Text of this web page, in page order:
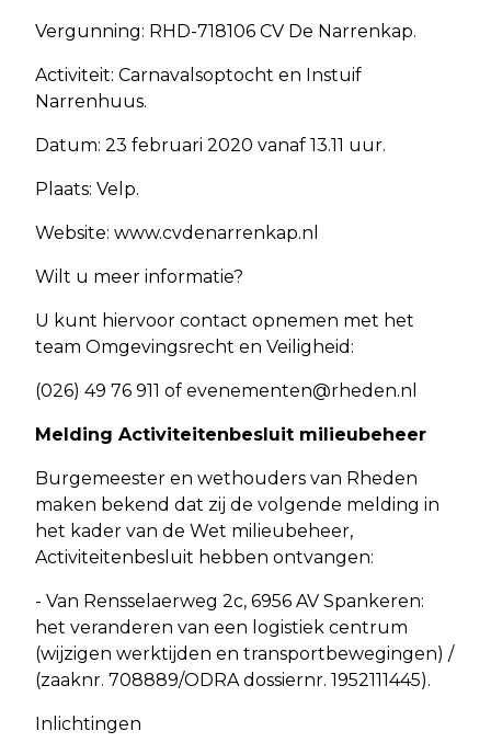
Vergunning: RHD-718106 CV De Narrenkap.
Activiteit: Carnavalsoptocht en Instuif
Narrenhuus.
Datum: 23 februari 2020 vanaf 13.11 uur.
Plaats: Velp.
Website: www.cvdenarrenkap.nl
Wilt u meer informatie?
U kunt hiervoor contact opnemen met het
team Omgevingsrecht en Veiligheid:
(026) 49 76 911 of evenementen@rheden.nl
Melding Activiteitenbesluit milieubeheer
Burgemeester en wethouders van Rheden
maken bekend dat zij de volgende melding in
het kader van de Wet milieubeheer,
Activiteitenbesluit hebben ontvangen:
- Van Rensselaerweg 2c, 6956 AV Spankeren:
het veranderen van een logistiek centrum
(wijzigen werktijden en transportbewegingen) /
(zaaknr. 708889/ODRA dossiernr. 1952111445).
Inlichtingen